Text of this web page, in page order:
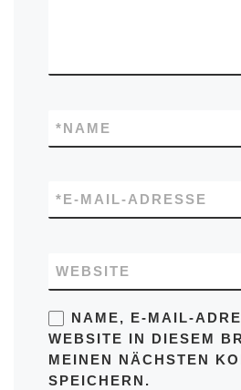
NAME
*
E-MAIL-ADRESSE
*
WEBSITE
NAME, E-MAIL-
WEBSITE IN DIESEM
MEINEN NÄCHSTEN
SPEICHERN.